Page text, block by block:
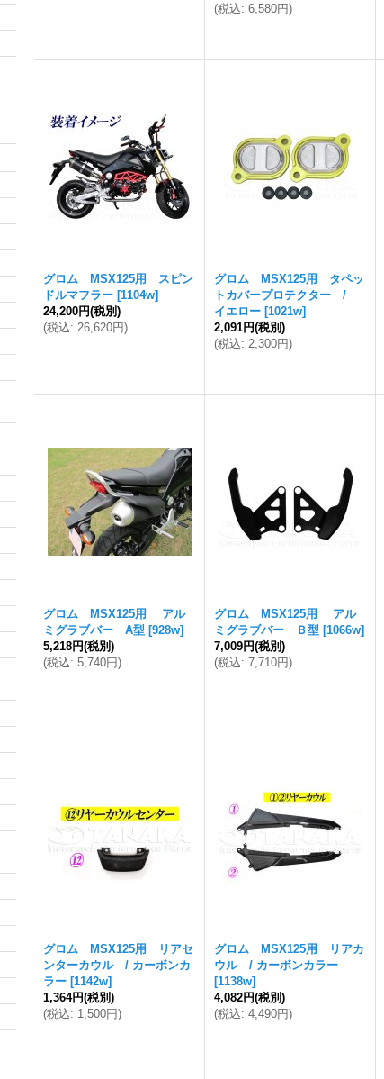
(税込: 6,580円)
グロム MSX125用 スピン
ドルマフラー [1104w]
24,200円(税別)
(税込: 26,620円)
グロム MSX125用 タペッ
トカバープロテクター /
イエロー [1021w]
2,091円(税別)
(税込: 2,300円)
グロム MSX125用 アル
ミグラブバー A型 [928w]
5,218円(税別)
(税込: 5,740円)
グロム MSX125用 アル
ミグラブバー Ｂ型 [1066w]
7,009円(税別)
(税込: 7,710円)
グロム MSX125用 リアセ
ンターカウル / カーボンカ
ラー [1142w]
1,364円(税別)
(税込: 1,500円)
グロム MSX125用 リアカ
ウル / カーボンカラー
[1138w]
4,082円(税別)
(税込: 4,490円)